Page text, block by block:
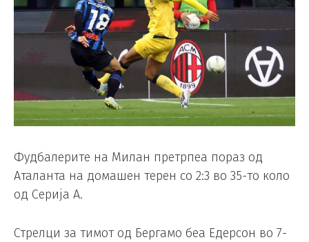
Фудбалерите на Милан претрпеа пораз од
Аталанта на домашен терен со 2:3 во 35-то коло
од Серија А.
Стрелци за тимот од Бергамо беа Едерсон во 7-